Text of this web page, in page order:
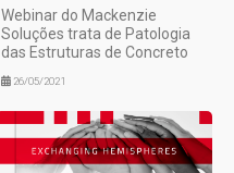
Webinar do Mackenzie
Soluções trata de Patologia
das Estruturas de Concreto
26/05/2021